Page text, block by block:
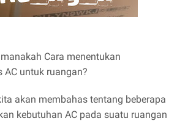
Cara menentukan
untuk ruangan?
akan membahas tentang beberapa
kebutuhan AC pada suatu ruangan